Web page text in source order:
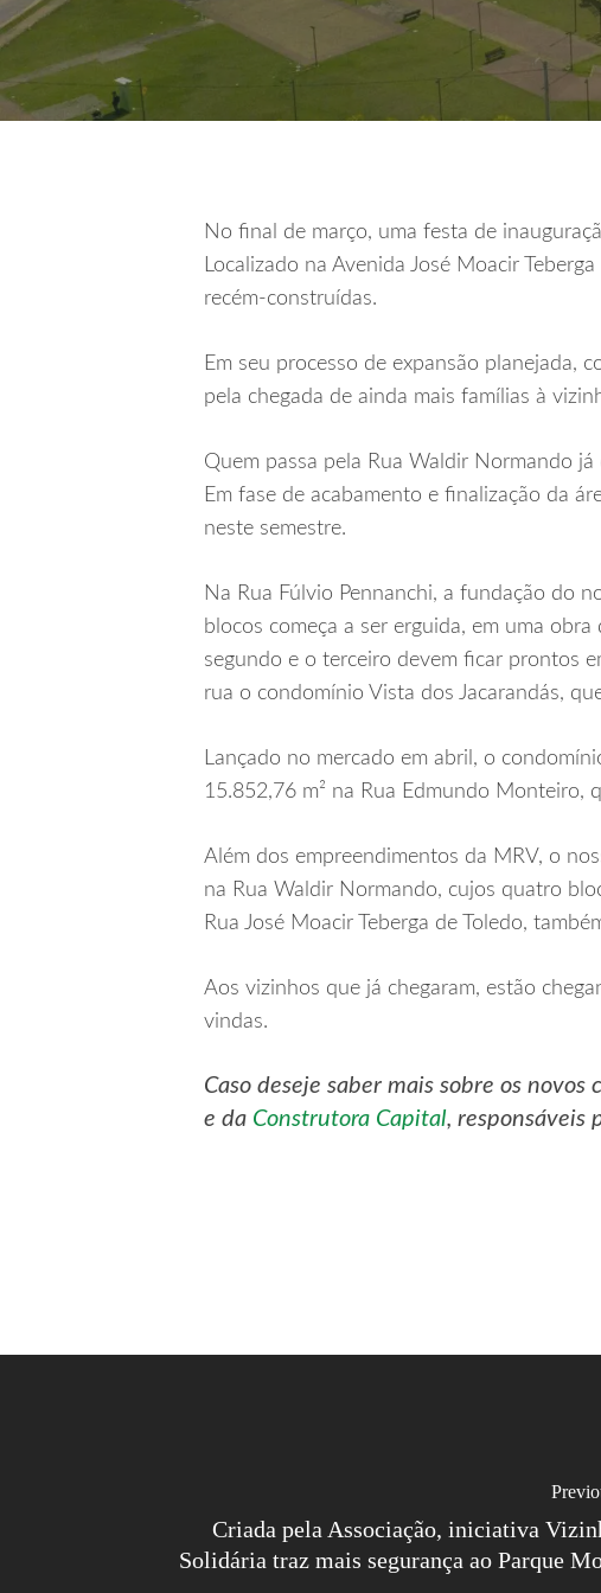
No final de março, uma festa de
Localizado na Avenida José Moacir
recém-construídas.
Em seu processo de expansão planejada,
pela chegada de ainda mais famílias à
Quem passa pela Rua Waldir Normando
Em fase de acabamento e finalização da
neste semestre.
Na Rua Fúlvio Pennanchi, a fundação do
blocos começa a ser erguida, em uma
segundo e o terceiro devem ficar prontos
rua o condomínio Vista dos Jacarandás,
Lançado no mercado em abril, o
15.852,76 m² na Rua Edmundo Monteiro,
Além dos empreendimentos da MRV, o
na Rua Waldir Normando, cujos quatro
Rua José Moacir Teberga de Toledo,
Aos vizinhos que já chegaram, estão
vindas.
Caso deseje saber mais sobre os
e da Construtora Capital, responsáveis
Criada pela Associação, iniciativa
Solidária traz mais segurança ao Parque